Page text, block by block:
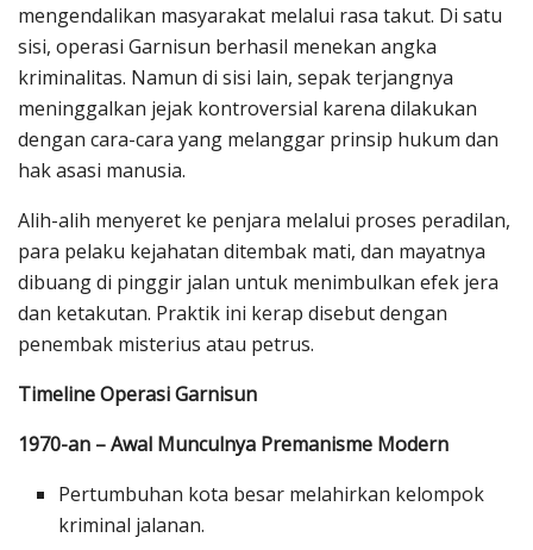
mengendalikan masyarakat melalui rasa takut. Di satu
sisi, operasi Garnisun berhasil menekan angka
kriminalitas. Namun di sisi lain, sepak terjangnya
meninggalkan jejak kontroversial karena dilakukan
dengan cara-cara yang melanggar prinsip hukum dan
hak asasi manusia.
Alih-alih menyeret ke penjara melalui proses peradilan,
para pelaku kejahatan ditembak mati, dan mayatnya
dibuang di pinggir jalan untuk menimbulkan efek jera
dan ketakutan. Praktik ini kerap disebut dengan
penembak misterius atau petrus.
Timeline Operasi Garnisun
1970-an – Awal Munculnya Premanisme Modern
Pertumbuhan kota besar melahirkan kelompok
kriminal jalanan.